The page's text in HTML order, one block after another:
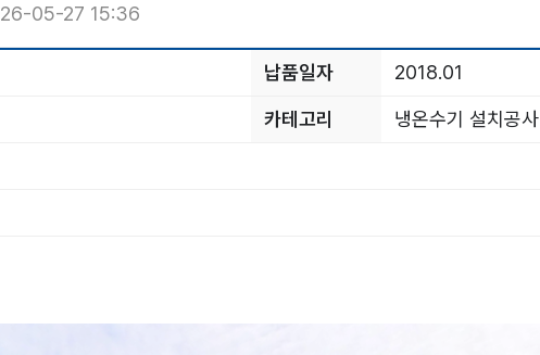
26-05-27 15:36
납품일자 2018.01
카테고리 냉온수기 설치공사